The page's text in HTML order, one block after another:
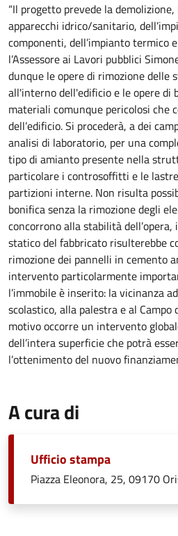
“Il progetto prevede la
apparecchi idrico/sanitario,
componenti, dell’impianto termico
l’Assessore ai Lavori pubblici
dunque le opere di rimozione
all'interno dell'edificio e le opere di
materiali comunque pericolosi che
dell’edificio. Si procederà, a dei
analisi di laboratorio, per una
tipo di amianto presente nella
particolare i controsoffitti e le
partizioni interne. Non risulta
bonifica senza la rimozione degli
concorrono alla stabilità dell’opera,
statico del fabbricato risulterebbe
rimozione dei pannelli in cemento
intervento particolarmente
l’immobile è inserito: la vicinanza
scolastico, alla palestra e al
motivo occorre un intervento
dell’intera superficie che potrà
l’ottenimento del nuovo
A cura di
Ufficio stampa
Piazza Eleonora, 25, 09170